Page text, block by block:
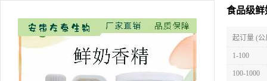
食品级鲜
起订量 (公
1-100
100-1000